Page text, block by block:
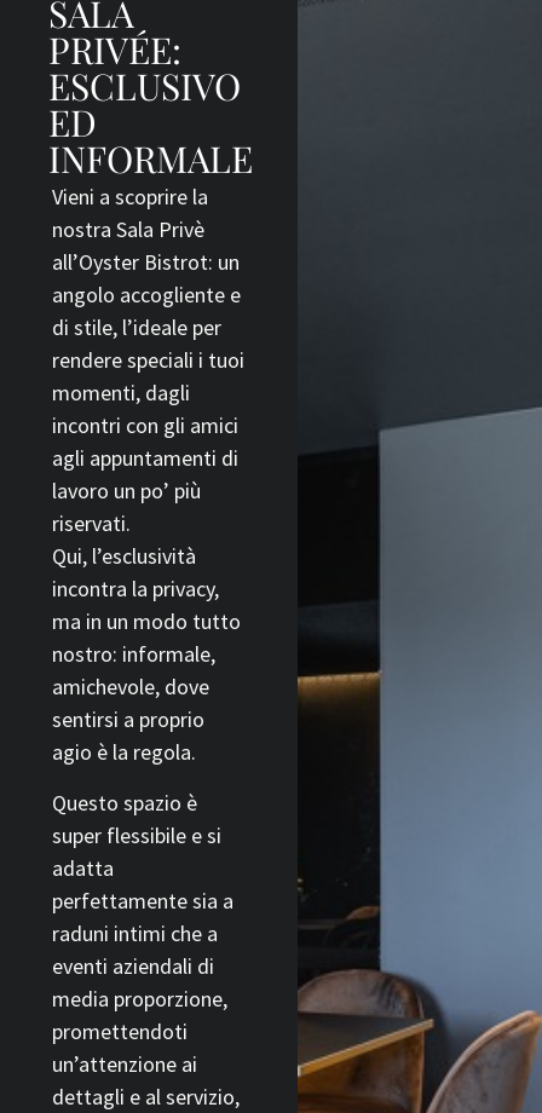
SALA
PRIVÉE:
ESCLUSIVO
ED
INFORMALE
Vieni a scoprire la
nostra Sala Privè
all’Oyster Bistrot: un
angolo accogliente e
di stile, l’ideale per
rendere speciali i tuoi
momenti, dagli
incontri con gli amici
agli appuntamenti di
lavoro un po’ più
riservati.
Qui, l’esclusività
incontra la privacy,
ma in un modo tutto
nostro: informale,
amichevole, dove
sentirsi a proprio
agio è la regola.
Questo spazio è
super flessibile e si
adatta
perfettamente sia a
raduni intimi che a
eventi aziendali di
media proporzione,
promettendoti
un’attenzione ai
dettagli e al servizio,